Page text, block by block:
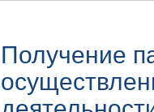
Получение